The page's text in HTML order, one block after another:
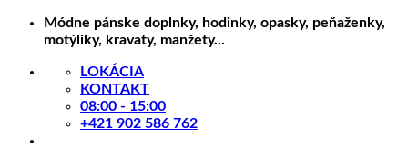
Skip
Módne pánske doplnky, hodinky, opasky, peňaženky,
motýliky, kravaty, manžety...
LOKÁCIA
KONTAKT
08:00 - 15:00
+421 902 586 762